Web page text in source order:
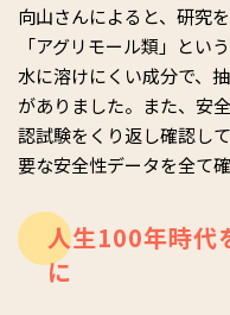
向山さんによると、研究
「アグリモール類」とい
水に溶けにくい成分で、
がありました。また、安
認試験をくり返し確認し
要な安全性データを全て
人生100年時代
に